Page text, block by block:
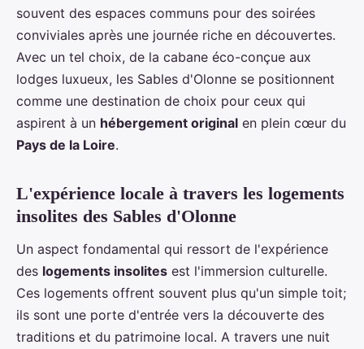
souvent des espaces communs pour des soirées
conviviales après une journée riche en découvertes.
Avec un tel choix, de la cabane éco-conçue aux
lodges luxueux, les Sables d'Olonne se positionnent
comme une destination de choix pour ceux qui
aspirent à un hébergement original en plein cœur du
Pays de la Loire.
L'expérience locale à travers les logements
insolites des Sables d'Olonne
Un aspect fondamental qui ressort de l'expérience
des logements insolites est l'immersion culturelle.
Ces logements offrent souvent plus qu'un simple toit;
ils sont une porte d'entrée vers la découverte des
traditions et du patrimoine local. A travers une nuit